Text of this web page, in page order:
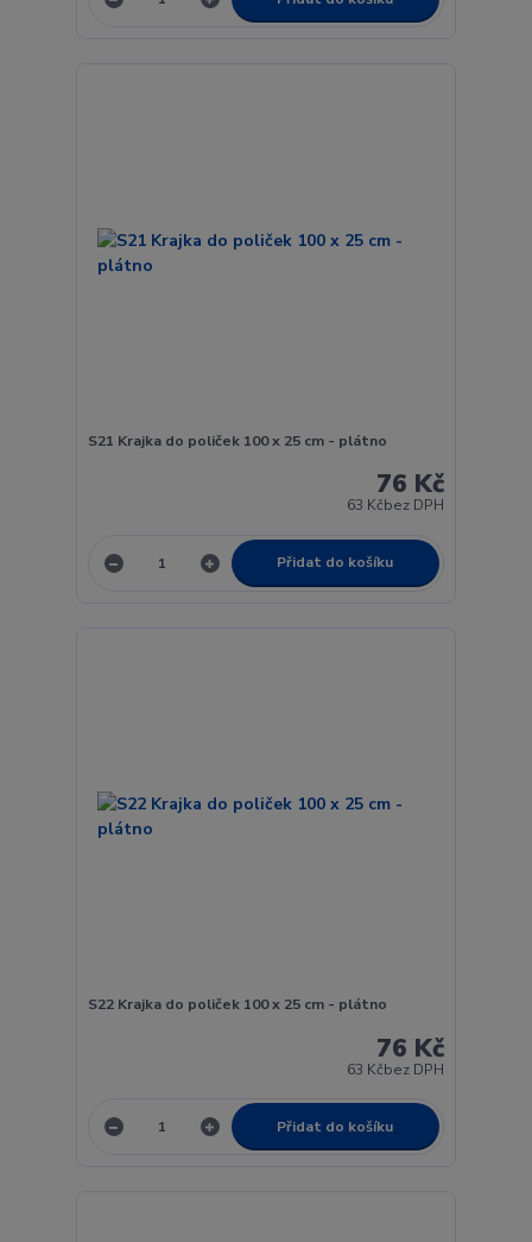
S21 Krajka do poliček 100 x 25 cm - plátno
76 Kč
63 Kčbez DPH
Přidat do košíku
S22 Krajka do poliček 100 x 25 cm - plátno
76 Kč
63 Kčbez DPH
Přidat do košíku